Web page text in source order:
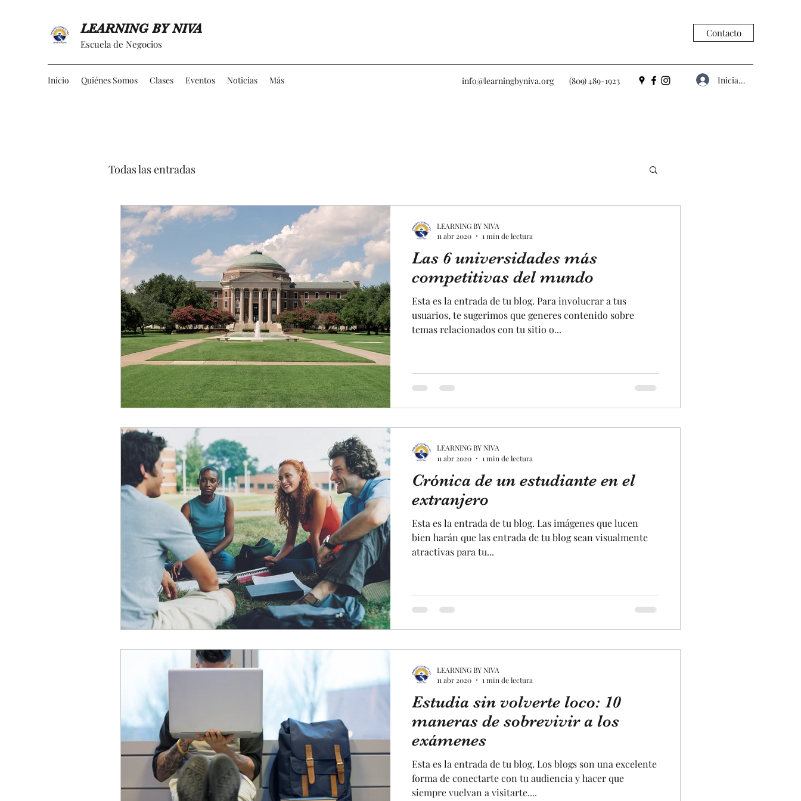
LEARNING BY NIVA
Escuela de Negocios
Contacto
Inicio Quiénes Somos Clases Eventos Noticias Más info@learningbyniva.org (809) 489-1923 Iniciar sesión
Todas las entradas
Las 6 universidades más
competitivas del mundo
Esta es la entrada de tu blog. Para involucrar a tus
usuarios, te sugerimos que generes contenido sobre
temas relacionados con tu sitio o...
LEARNING BY NIVA
11 abr 2020
1 min de lectura
Crónica de un estudiante en el
extranjero
Esta es la entrada de tu blog. Las imágenes que lucen
bien harán que las entrada de tu blog sean visualmente
atractivas para tu...
LEARNING BY NIVA
11 abr 2020
1 min de lectura
Estudia sin volverte loco: 10
maneras de sobrevivir a los
exámenes
Esta es la entrada de tu blog. Los blogs son una excelente
forma de conectarte con tu audiencia y hacer que
siempre vuelvan a visitarte....
LEARNING BY NIVA
11 abr 2020
1 min de lectura